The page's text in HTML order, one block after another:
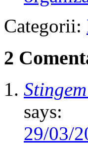
Categorii:
2
says:
29/03/